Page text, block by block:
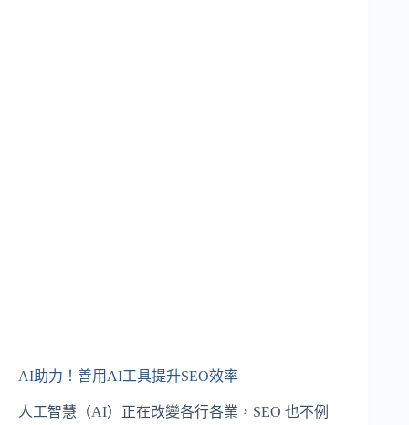
AI助力！善用AI工具提升SEO效率
人工智慧（AI）正在改變各行各業，SEO 也不例